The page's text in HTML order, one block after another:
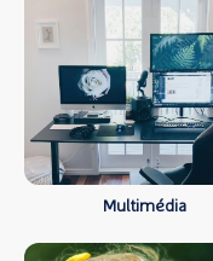
Multimédia